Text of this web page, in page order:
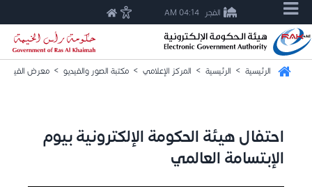
الفجر 04:14 AM
الرئيسية > الرئيسية > المركز الإعلامي > مكتبة الصور والفيديو > معرض الفيديو
احتفال هيئة الحكومة الإلكترونية بيوم
الإبتسامة العالمي